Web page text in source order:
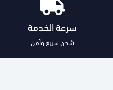
سرعة الخدمة
شحن سريع وآمن